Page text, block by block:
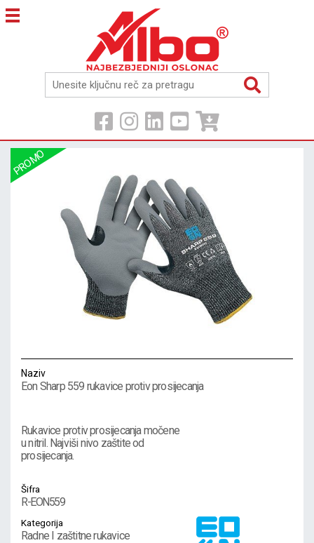
Naziv
Eon Sharp 559 rukavice protiv prosijecanja
Rukavice protiv prosijecanja močene
u nitril. Najviši nivo zaštite od
prosijecanja.
Šifra
R-EON559
Kategorija
Radne I zaštitne rukavice